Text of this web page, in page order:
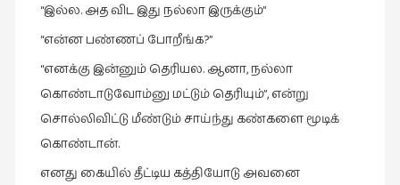
“இல்ல. அத விட இது நல்லா இருக்கும்”
“என்ன பண்ணப் போறீங்க?”
“எனக்கு இன்னும் தெரியல. ஆனா, நல்லா
கொண்டாடுவோம்னு மட்டும் தெரியும்”, என்று
சொல்லிவிட்டு மீண்டும் சாய்ந்து கண்களை மூடிக்
கொண்டான்.
எனது கையில் தீட்டிய கத்தியோடு அவனை